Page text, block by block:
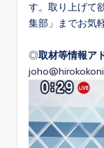
す。取り上げて
集部」までお気
◎取材等情報ア